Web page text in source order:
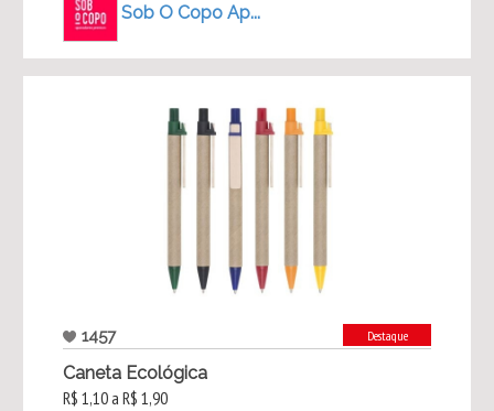
Sob O Copo Ap...
1457 Destaque
Caneta Ecológica
R$ 1,10 a R$ 1,90